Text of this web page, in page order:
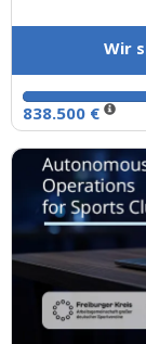
Wir
838.500 €